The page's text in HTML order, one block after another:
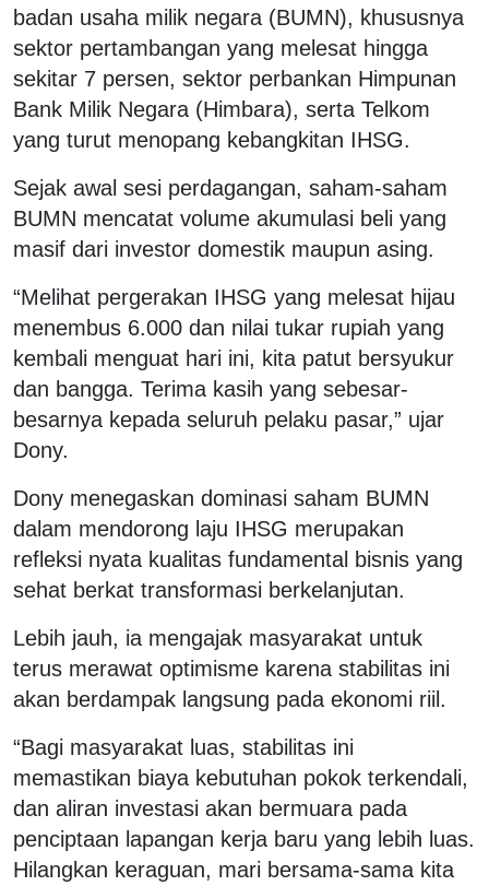
badan usaha milik negara (BUMN), khususnya
sektor pertambangan yang melesat hingga
sekitar 7 persen, sektor perbankan Himpunan
Bank Milik Negara (Himbara), serta Telkom
yang turut menopang kebangkitan IHSG.
Sejak awal sesi perdagangan, saham-saham
BUMN mencatat volume akumulasi beli yang
masif dari investor domestik maupun asing.
“Melihat pergerakan IHSG yang melesat hijau
menembus 6.000 dan nilai tukar rupiah yang
kembali menguat hari ini, kita patut bersyukur
dan bangga. Terima kasih yang sebesar-
besarnya kepada seluruh pelaku pasar,” ujar
Dony.
Dony menegaskan dominasi saham BUMN
dalam mendorong laju IHSG merupakan
refleksi nyata kualitas fundamental bisnis yang
sehat berkat transformasi berkelanjutan.
Lebih jauh, ia mengajak masyarakat untuk
terus merawat optimisme karena stabilitas ini
akan berdampak langsung pada ekonomi riil.
“Bagi masyarakat luas, stabilitas ini
memastikan biaya kebutuhan pokok terkendali,
dan aliran investasi akan bermuara pada
penciptaan lapangan kerja baru yang lebih luas.
Hilangkan keraguan, mari bersama-sama kita